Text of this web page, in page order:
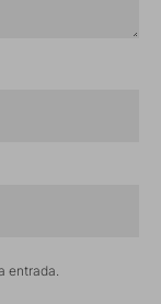
entrada.